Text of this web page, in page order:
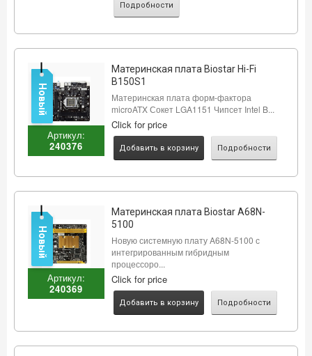
Подробности
Артикул:
240376
Материнская плата Biostar Hi-Fi
B150S1
Материнская плата форм-фактора
microATX Сокет LGA1151 Чипсет Intel B...
Click for price
Добавить в корзину Подробности
Новый
Артикул:
240369
Материнская плата Biostar A68N-
5100
Новую системную плату A68N-5100 с
интегрированным гибридным
процессоро...
Click for price
Добавить в корзину Подробности
Новый